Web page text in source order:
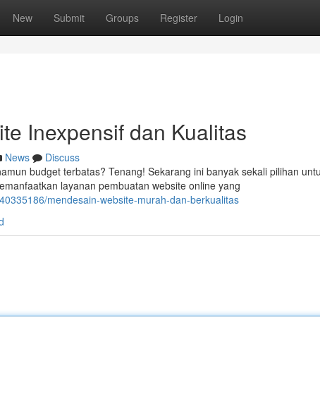
New Submit Groups Register Login
Inexpensif dan Kualitas
News
Discuss
budget terbatas? Tenang! Sekarang ini banyak sekali pilihan
layanan pembuatan website online yang
mendesain-website-murah-dan-berkualitas